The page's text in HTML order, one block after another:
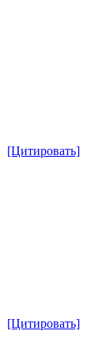
[Цитировать]
[Цитировать]